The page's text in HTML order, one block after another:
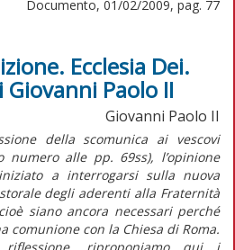
Documento, 01/02/2009, pag. 77
Ecclesia Dei.
Paolo II
Giovanni Paolo II
della scomunica ai vescovi
alle pp. 69ss), l’opinione
a interrogarsi sulla nuova
degli aderenti alla Fraternità
siano ancora necessari perché
comunione con la Chiesa di Roma.